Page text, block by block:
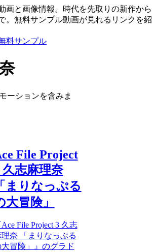
画と画像情報。時代を先取りの新作から
。無料サンプル動画が見れるリンクを紹
料サンプル
ーションを含みま
File Project
久志麻理奈
「まりなっぷる
大冒険」
Ace File Project 3 久志
理奈 「まりなっぷる
大冒険」』のグラド